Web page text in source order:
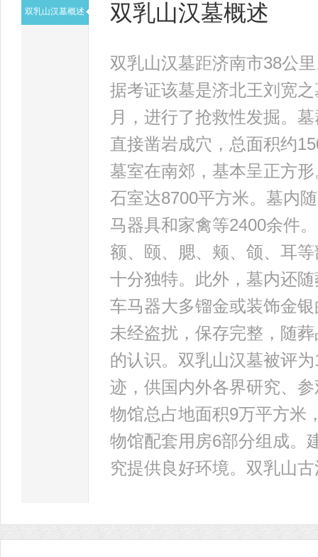
双乳山汉墓概述 双乳山汉墓概述
双乳山汉墓距济南市38公
据考证该墓是济北王刘宽
月，进行了抢救性发掘。
直接凿岩成穴，总面积约
墓室在南郊，基本呈正方
石室达8700平方米。墓内
马器具和家禽等2400余件
额、颐、腮、颊、颌、耳
十分独特。此外，墓内还
车马器大多镏金或装饰金
未经盗扰，保存完整，随
的认识。双乳山汉墓被评
迹，供国内外各界研究、
物馆总占地面积9万平方米
物馆配套用房6部分组成。
究提供良好环境。双乳山